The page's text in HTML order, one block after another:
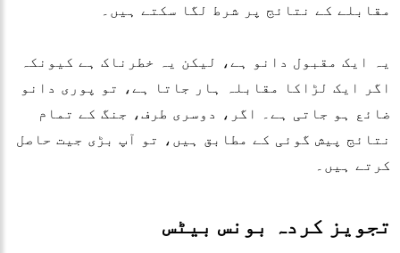
مقابلے کے نتائج پر شرط لگا سکتے ہیں۔
یہ ایک مقبول دانو ہے، لیکن یہ خطرناک ہے کیونکہ
اگر ایک لڑاکا مقابلہ ہار جاتا ہے، تو پوری دانو
ضائع ہو جاتی ہے۔ اگر، دوسری طرف، جنگ کے تمام
نتائج پیش گوئی کے مطابق ہیں، تو آپ بڑی جیت حاصل
کرتے ہیں۔
تجویز کردہ بونس بیٹس